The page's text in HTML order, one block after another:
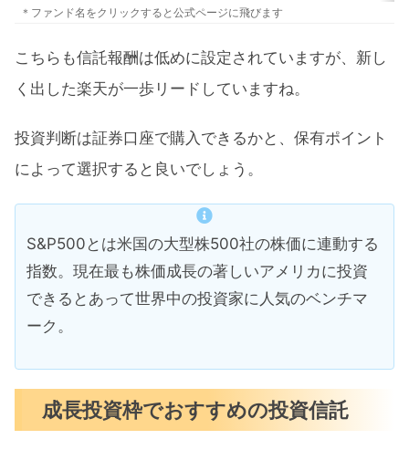
＊ファンド名をクリックすると公式ページに飛びます
こちらも信託報酬は低めに設定されていますが、新し
く出した楽天が一歩リードしていますね。
投資判断は証券口座で購入できるかと、保有ポイント
によって選択すると良いでしょう。
S&P500とは米国の大型株500社の株価に連動する
指数。現在最も株価成長の著しいアメリカに投資
できるとあって世界中の投資家に人気のベンチマ
ーク。
成長投資枠でおすすめの投資信託